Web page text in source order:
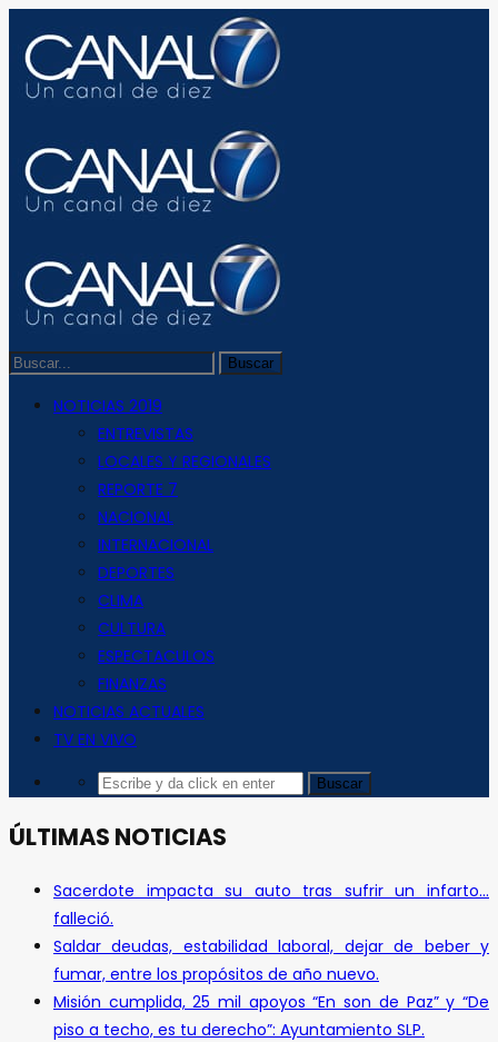
NOTICIAS 2019
ENTREVISTAS
LOCALES Y REGIONALES
REPORTE 7
NACIONAL
INTERNACIONAL
DEPORTES
CLIMA
CULTURA
ESPECTACULOS
FINANZAS
NOTICIAS ACTUALES
TV EN VIVO
ÚLTIMAS NOTICIAS
Sacerdote impacta su auto tras sufrir un infarto…
falleció.
Saldar deudas, estabilidad laboral, dejar de beber y
fumar, entre los propósitos de año nuevo.
Misión cumplida, 25 mil apoyos “En son de Paz” y “De
piso a techo, es tu derecho”: Ayuntamiento SLP.